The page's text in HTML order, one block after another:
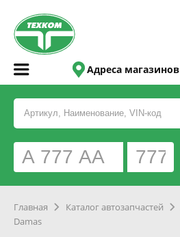
Адреса магазинов
Главная Каталог автозапчастей
Damas